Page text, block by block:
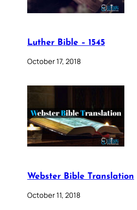
Luther Bible – 1545
October 17, 2018
Webster Bible Translation
October 11, 2018